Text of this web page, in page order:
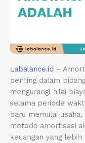
Labalance.id –
penting dalam
mengurangi nilai
selama periode
baru memulai
metode amortisasi
keuangan yang